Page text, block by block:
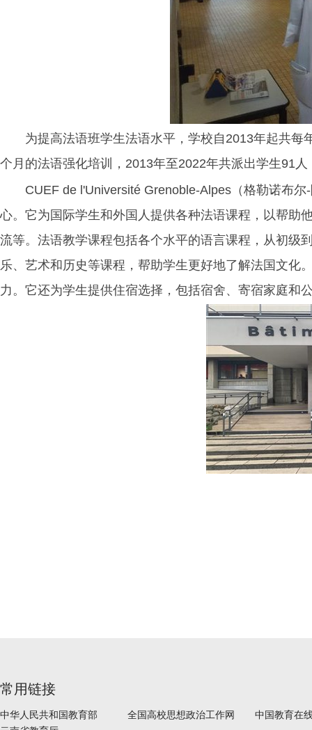
为提高法语班学生法语水平，学校自2013年起共
个月的法语强化培训，2013年至2022年共派出学生91
CUEF de l'Université Grenoble-Alpes（格勒诺布
心。它为国际学生和外国人提供各种法语课程，以帮助
流等。法语教学课程包括各个水平的语言课程，从初级
乐、艺术和历史等课程，帮助学生更好地了解法国文化
力。它还为学生提供住宿选择，包括宿舍、寄宿家庭和
常用链接
中华人民共和国教育部 全国高校思想政治工作网
中国教育在